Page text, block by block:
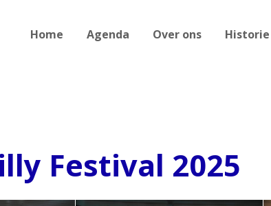
Home Agenda Over ons Historie
Festival 2025